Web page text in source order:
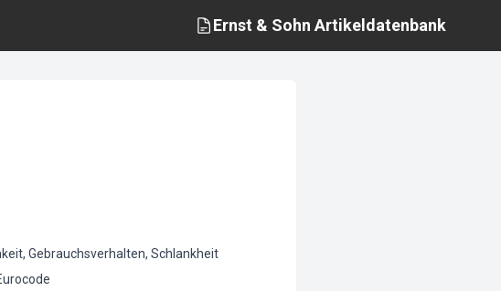
Ernst & Sohn Artikeldatenbank
Gebrauchsverhalten, Schlankheit